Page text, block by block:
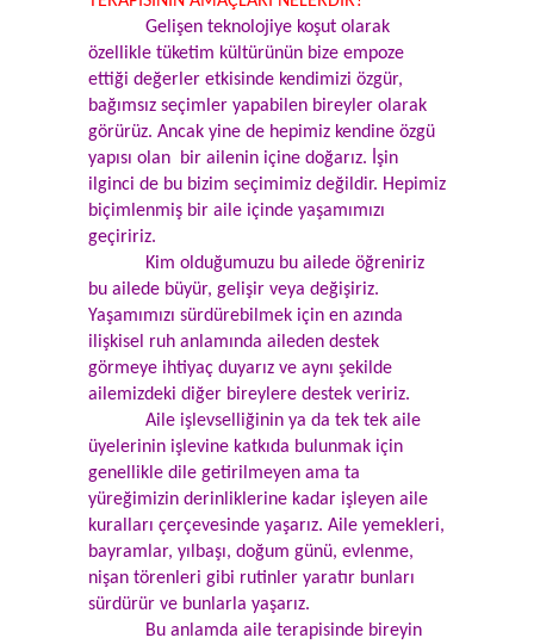
Gelişen teknolojiye koşut olarak
özellikle tüketim kültürünün bize empoze
ettiği değerler etkisinde kendimizi özgür,
bağımsız seçimler yapabilen bireyler olarak
görürüz. Ancak yine de hepimiz kendine özgü
yapısı olan bir ailenin içine doğarız. İşin
ilginci de bu bizim seçimimiz değildir. Hepimiz
biçimlenmiş bir aile içinde yaşamımızı
geçiririz.
Kim olduğumuzu bu ailede öğreniriz
bu ailede büyür, gelişir veya değişiriz.
Yaşamımızı sürdürebilmek için en azında
ilişkisel ruh anlamında aileden destek
görmeye ihtiyaç duyarız ve aynı şekilde
ailemizdeki diğer bireylere destek veririz.
Aile işlevselliğinin ya da tek tek aile
üyelerinin işlevine katkıda bulunmak için
genellikle dile getirilmeyen ama ta
yüreğimizin derinliklerine kadar işleyen aile
kuralları çerçevesinde yaşarız. Aile yemekleri,
bayramlar, yılbaşı, doğum günü, evlenme,
nişan törenleri gibi rutinler yaratır bunları
sürdürür ve bunlarla yaşarız.
Bu anlamda aile terapisinde bireyin